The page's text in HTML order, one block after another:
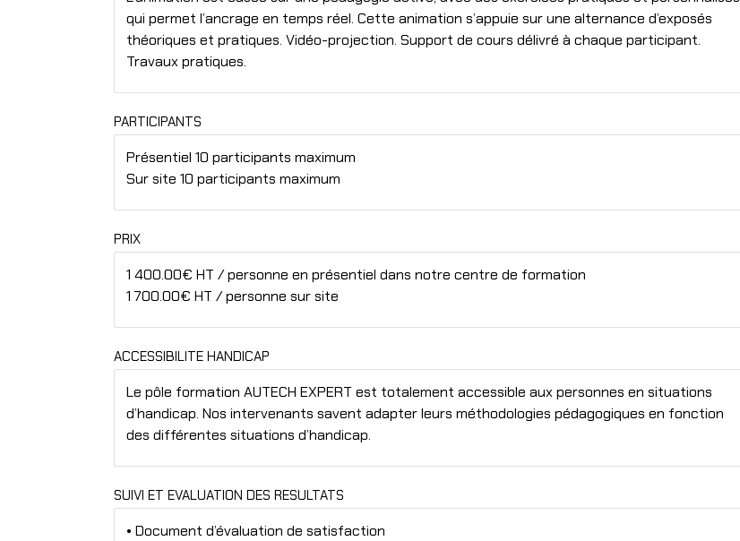
qui permet l’ancrage en temps réel. Cette animation s’appuie sur une alternance d’exposés
théoriques et pratiques. Vidéo-projection. Support de cours délivré à chaque participant.
Travaux pratiques.
PARTICIPANTS
Présentiel 10 participants maximum
Sur site 10 participants maximum
PRIX
1 400.00€ HT / personne en présentiel dans notre centre de formation
1 700.00€ HT / personne sur site
ACCESSIBILITE HANDICAP
Le pôle formation AUTECH EXPERT est totalement accessible aux personnes en situations
d’handicap. Nos intervenants savent adapter leurs méthodologies pédagogiques en fonction
des différentes situations d’handicap.
SUIVI ET EVALUATION DES RESULTATS
• Document d’évaluation de satisfaction